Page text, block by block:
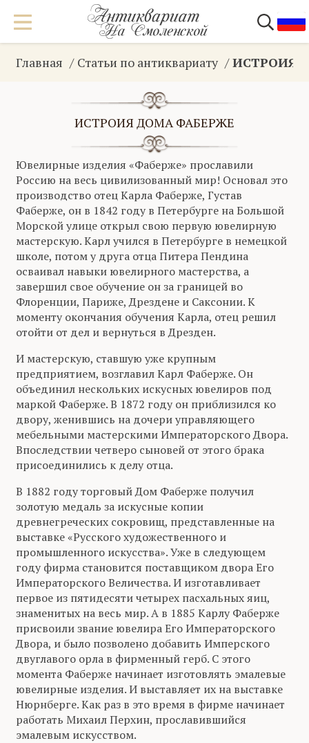
Главная Статьи по антиквариату ИСТРОИЯ
ИСТРОИЯ ДОМА ФАБЕРЖЕ
Ювелирные изделия «Фаберже» прославили
Россию на весь цивилизованный мир! Основал это
производство отец Карла Фаберже, Густав
Фаберже, он в 1842 году в Петербурге на Большой
Морской улице открыл свою первую ювелирную
мастерскую. Карл учился в Петербурге в немецкой
школе, потом у друга отца Питера Пендина
осваивал навыки ювелирного мастерства, а
завершил свое обучение он за границей во
Флоренции, Париже, Дрездене и Саксонии. К
моменту окончания обучения Карла, отец решил
отойти от дел и вернуться в Дрезден.
И мастерскую, ставшую уже крупным
предприятием, возглавил Карл Фаберже. Он
объединил нескольких искусных ювелиров под
маркой Фаберже. В 1872 году он приблизился ко
двору, женившись на дочери управляющего
мебельными мастерскими Императорского Двора.
Впоследствии четверо сыновей от этого брака
присоединились к делу отца.
В 1882 году торговый Дом Фаберже получил
золотую медаль за искусные копии
древнегреческих сокровищ, представленные на
выставке «Русского художественного и
промышленного искусства». Уже в следующем
году фирма становится поставщиком двора Его
Императорского Величества. И изготавливает
первое из пятидесяти четырех пасхальных яиц,
знаменитых на весь мир. А в 1885 Карлу Фаберже
присвоили звание ювелира Его Императорского
Двора, и было позволено добавить Имперского
двуглавого орла в фирменный герб. С этого
момента Фаберже начинает изготовлять эмалевые
ювелирные изделия. И выставляет их на выставке
Нюрнберге. Как раз в это время в фирме начинает
работать Михаил Перхин, прославившийся
эмалевым искусством.